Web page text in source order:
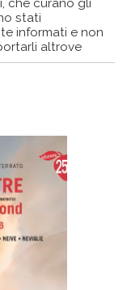
che curano gli
stati
informati e non
altrove